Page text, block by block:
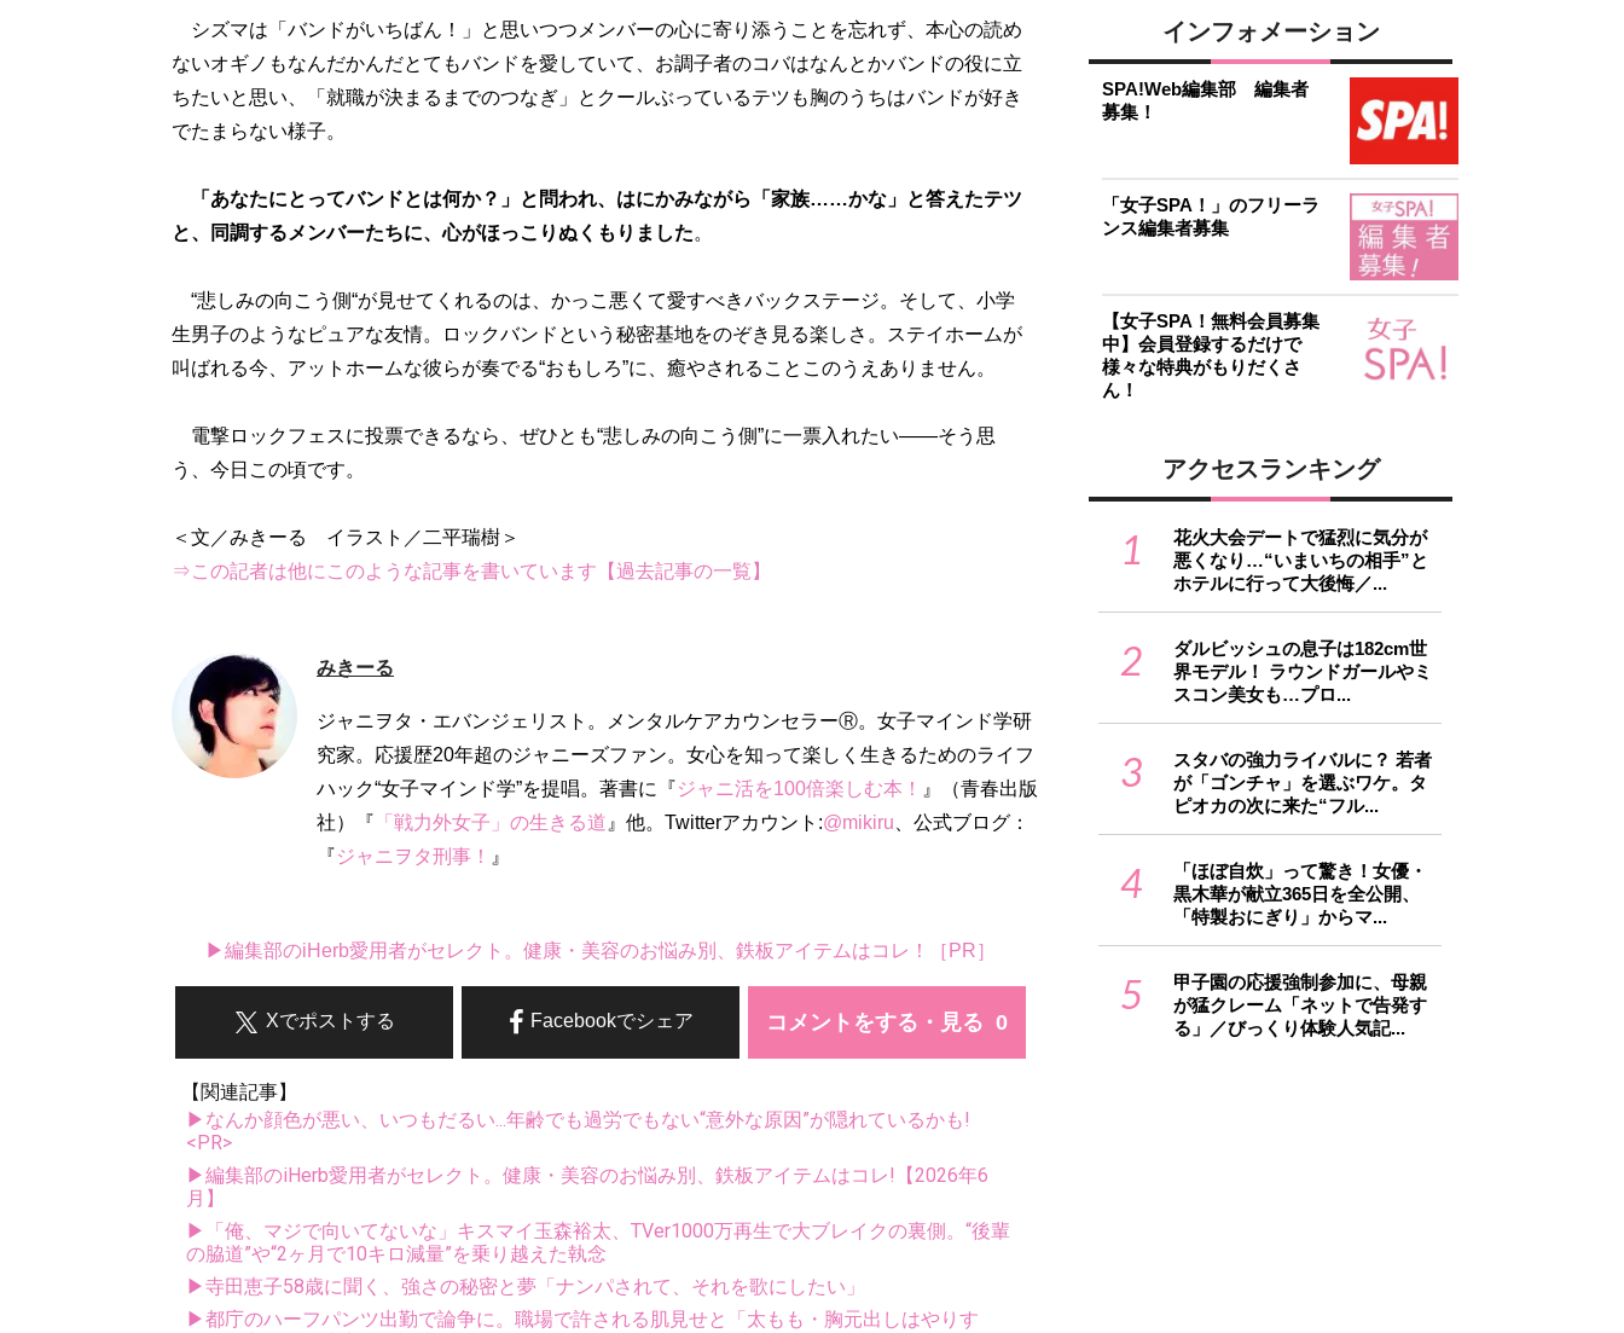
シズマは「バンドがいちばん！」と思いつつメンバーの心に寄り添うことを忘れず、本心の読め
ないオギノもなんだかんだとてもバンドを愛していて、お調子者のコバはなんとかバンドの役に立
ちたいと思い、「就職が決まるまでのつなぎ」とクールぶっているテツも胸のうちはバンドが好き
でたまらない様子。
「あなたにとってバンドとは何か？」と問われ、はにかみながら「家族……かな」と答えたテツ
と、同調するメンバーたちに、心がほっこりぬくもりました。
“悲しみの向こう側“が見せてくれるのは、かっこ悪くて愛すべきバックステージ。そして、小学
生男子のようなピュアな友情。ロックバンドという秘密基地をのぞき見る楽しさ。ステイホームが
叫ばれる今、アットホームな彼らが奏でる“おもしろ”に、癒やされることこのうえありません。
電撃ロックフェスに投票できるなら、ぜひとも“悲しみの向こう側”に一票入れたい――そう思
う、今日この頃です。
⇒この記者は他にこのような記事を書いています【過去記事の一覧】
みきーる
ジャニヲタ・エバンジェリスト。メンタルケアカウンセラーⓇ。女子マインド学研
究家。応援歴20年超のジャニーズファン。女心を知って楽しく生きるためのライフ
ハック“女子マインド学”を提唱。著書に『ジャニ活を100倍楽しむ本！
』（青春出版
社）『 「戦力外女子」の生きる道 』他。Twitterアカウント:@mikiru 、公式ブログ：
『ジャニヲタ刑事！ 』
▶編集部のiHerb愛用者がセレクト。健康・美容のお悩み別、鉄板アイテムはコレ！［PR］
コメントをする・見る
Facebookでシェア
Xでポストする
【関連記事】
▶なんか顔色が悪い、いつもだるい...年齢でも過労でもない“意外な原因”が隠れているかも!
<PR>
▶編集部のiHerb愛用者がセレクト。健康・美容のお悩み別、鉄板アイテムはコレ!【2026年6
月】
▶「俺、マジで向いてないな」キスマイ玉森裕太、TVer1000万再生で大ブレイクの裏側。“後輩
の脇道”や“2ヶ月で10キロ減量”を乗り越えた執念
▶寺田恵子58歳に聞く、強さの秘密と夢「ナンパされて、それを歌にしたい」
▶都庁のハーフパンツ出勤で論争に。職場で許される肌見せと「太もも・胸元出しはやりす
インフォメーション
SPA!Web編集部 編集者
募集！
「女子SPA！」のフリーラ
ンス編集者募集
【女子SPA！無料会員募集
中】会員登録するだけで
様々な特典がもりだくさ
ん！
アクセスランキング
1
花火大会デートで猛烈に気分が
悪くなり…“いまいちの相手”と
ホテルに行って大後悔／...
2
ダルビッシュの息子は182cm世
界モデル！ ラウンドガールやミ
スコン美女も…プロ...
3
スタバの強力ライバルに？ 若者
が「ゴンチャ」を選ぶワケ。タ
ピオカの次に来た“フル...
4
「ほぼ自炊」って驚き！女優・
黒木華が献立365日を全公開、
「特製おにぎり」からマ...
5
甲子園の応援強制参加に、母親
が猛クレーム「ネットで告発す
る」／びっくり体験人気記...